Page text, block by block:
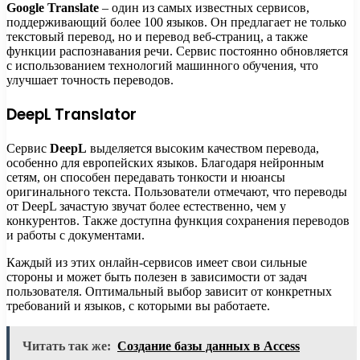
Google Translate – один из самых известных сервисов,
поддерживающий более 100 языков. Он предлагает не только
текстовый перевод, но и перевод веб-страниц, а также
функции распознавания речи. Сервис постоянно обновляется
с использованием технологий машинного обучения, что
улучшает точность переводов.
DeepL Translator
Сервис DeepL выделяется высоким качеством перевода,
особенно для европейских языков. Благодаря нейронным
сетям, он способен передавать тонкости и нюансы
оригинального текста. Пользователи отмечают, что переводы
от DeepL зачастую звучат более естественно, чем у
конкурентов. Также доступна функция сохранения переводов
и работы с документами.
Каждый из этих онлайн-сервисов имеет свои сильные
стороны и может быть полезен в зависимости от задач
пользователя. Оптимальный выбор зависит от конкретных
требований и языков, с которыми вы работаете.
Читать так же: Создание базы данных в Access